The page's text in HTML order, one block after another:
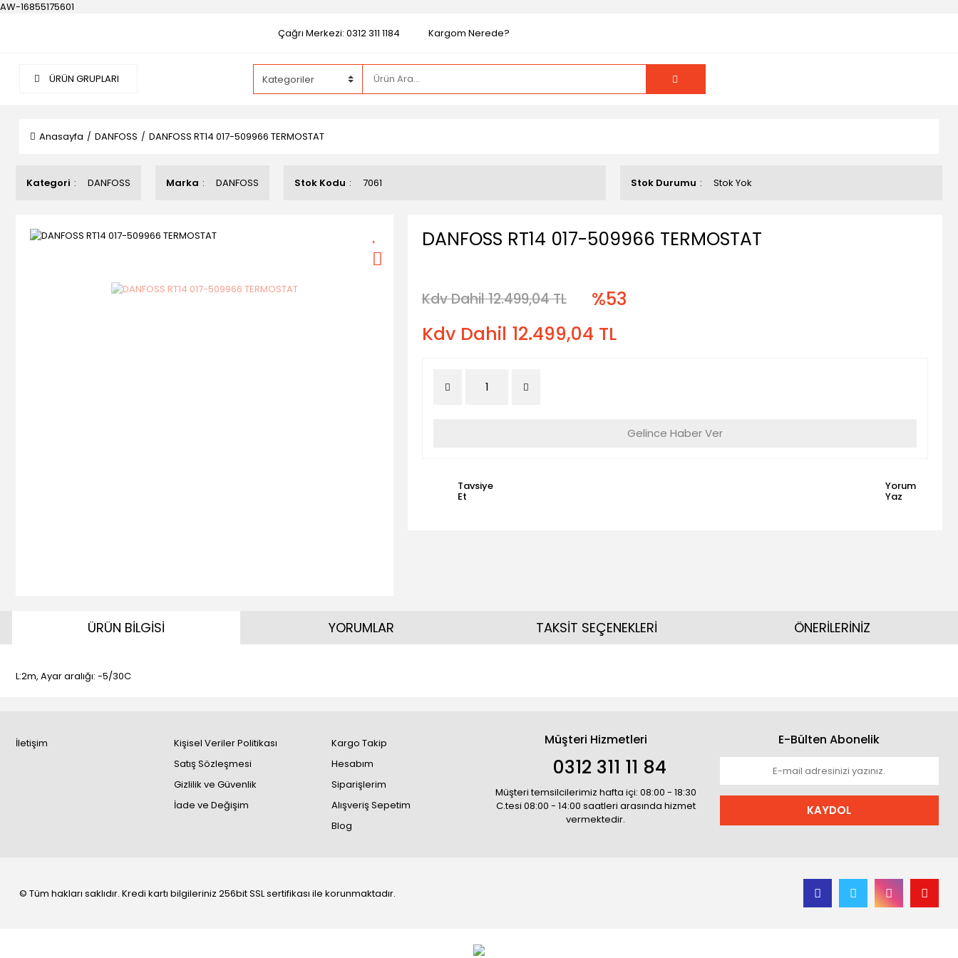
AW-16855175601
Çağrı Merkezi: 0312 311 1184
Kargom Nerede?
ÜRÜN GRUPLARI
Anasayfa DANFOSS DANFOSS RT14 017-509966 TERMOSTAT
Kategori DANFOSS Marka DANFOSS Stok Kodu 7061 Stok Durumu Stok Yok
DANFOSS RT14 017-509966 TERMOSTAT
Kdv Dahil 12.499,04 TL
%53
Kdv Dahil 12.499,04 TL
Gelince Haber Ver
Tavsiye
Et
Yorum
Yaz
ÜRÜN BİLGİSİ
L:2m, Ayar aralığı: -5/30C
YORUMLAR TAKSİT SEÇENEKLERİ ÖNERİLERİNİZ
İletişim
Kişisel Veriler Politikası
Satış Sözleşmesi
Gizlilik ve Güvenlik
İade ve Değişim
Kargo Takip
Hesabım
Siparişlerim
Alışveriş Sepetim
Blog
Müşteri Hizmetleri
0312 311 11 84
Müşteri temsilcilerimiz hafta içi: 08:00 - 18:30
C.tesi 08:00 - 14:00 saatleri arasında hizmet
vermektedir.
E-Bülten Abonelik
KAYDOL
© Tüm hakları saklıdır. Kredi kartı bilgileriniz 256bit SSL sertifikası ile korunmaktadır.